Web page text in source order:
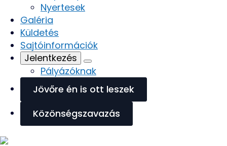
Nyertesek
Galéria
Küldetés
Sajtóinformációk
Jelentkezés
Pályázóknak
Jövőre én is ott leszek
Közönségszavazás